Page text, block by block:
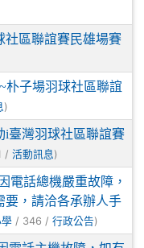
社區聯誼賽民雄場賽
朴子場羽球社區聯誼
)
i臺灣羽球社區聯誼賽
/ 活動訊息 )
電話總機嚴重故障，
要，請洽各承辦人手
學 / 346 / 行政公告)